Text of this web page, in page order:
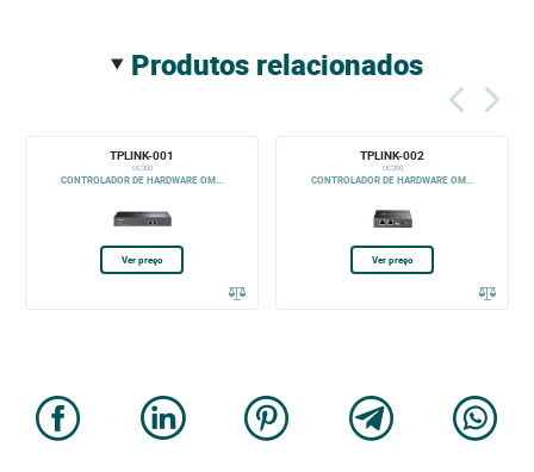
produtos relacionados
TPLINK-001
OC300
CONTROLADOR DE HARDWARE OM...
Ver preço
TPLINK-002
OC200
CONTROLADOR DE HARDWARE OM...
Ver preço